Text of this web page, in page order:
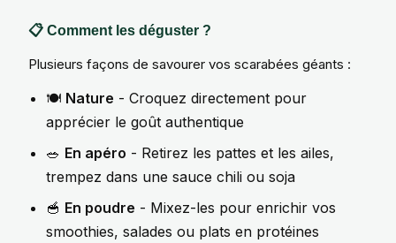
📋 Comment les déguster ?
Plusieurs façons de savourer vos scarabées géants :
🍽️ Nature - Croquez directement pour
apprécier le goût authentique
🥗 En apéro - Retirez les pattes et les ailes,
trempez dans une sauce chili ou soja
🥣 En poudre - Mixez-les pour enrichir vos
smoothies, salades ou plats en protéines